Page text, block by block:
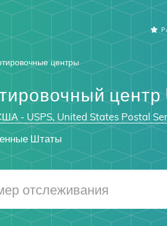
центры
центр
- USPS, United States Postal
Штаты